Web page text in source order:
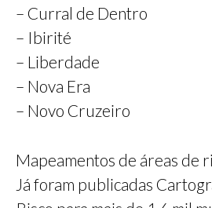
– Curral de Dentro
– Ibirité
– Liberdade
– Nova Era
– Novo Cruzeiro
Mapeamentos de áreas de
Já foram publicadas